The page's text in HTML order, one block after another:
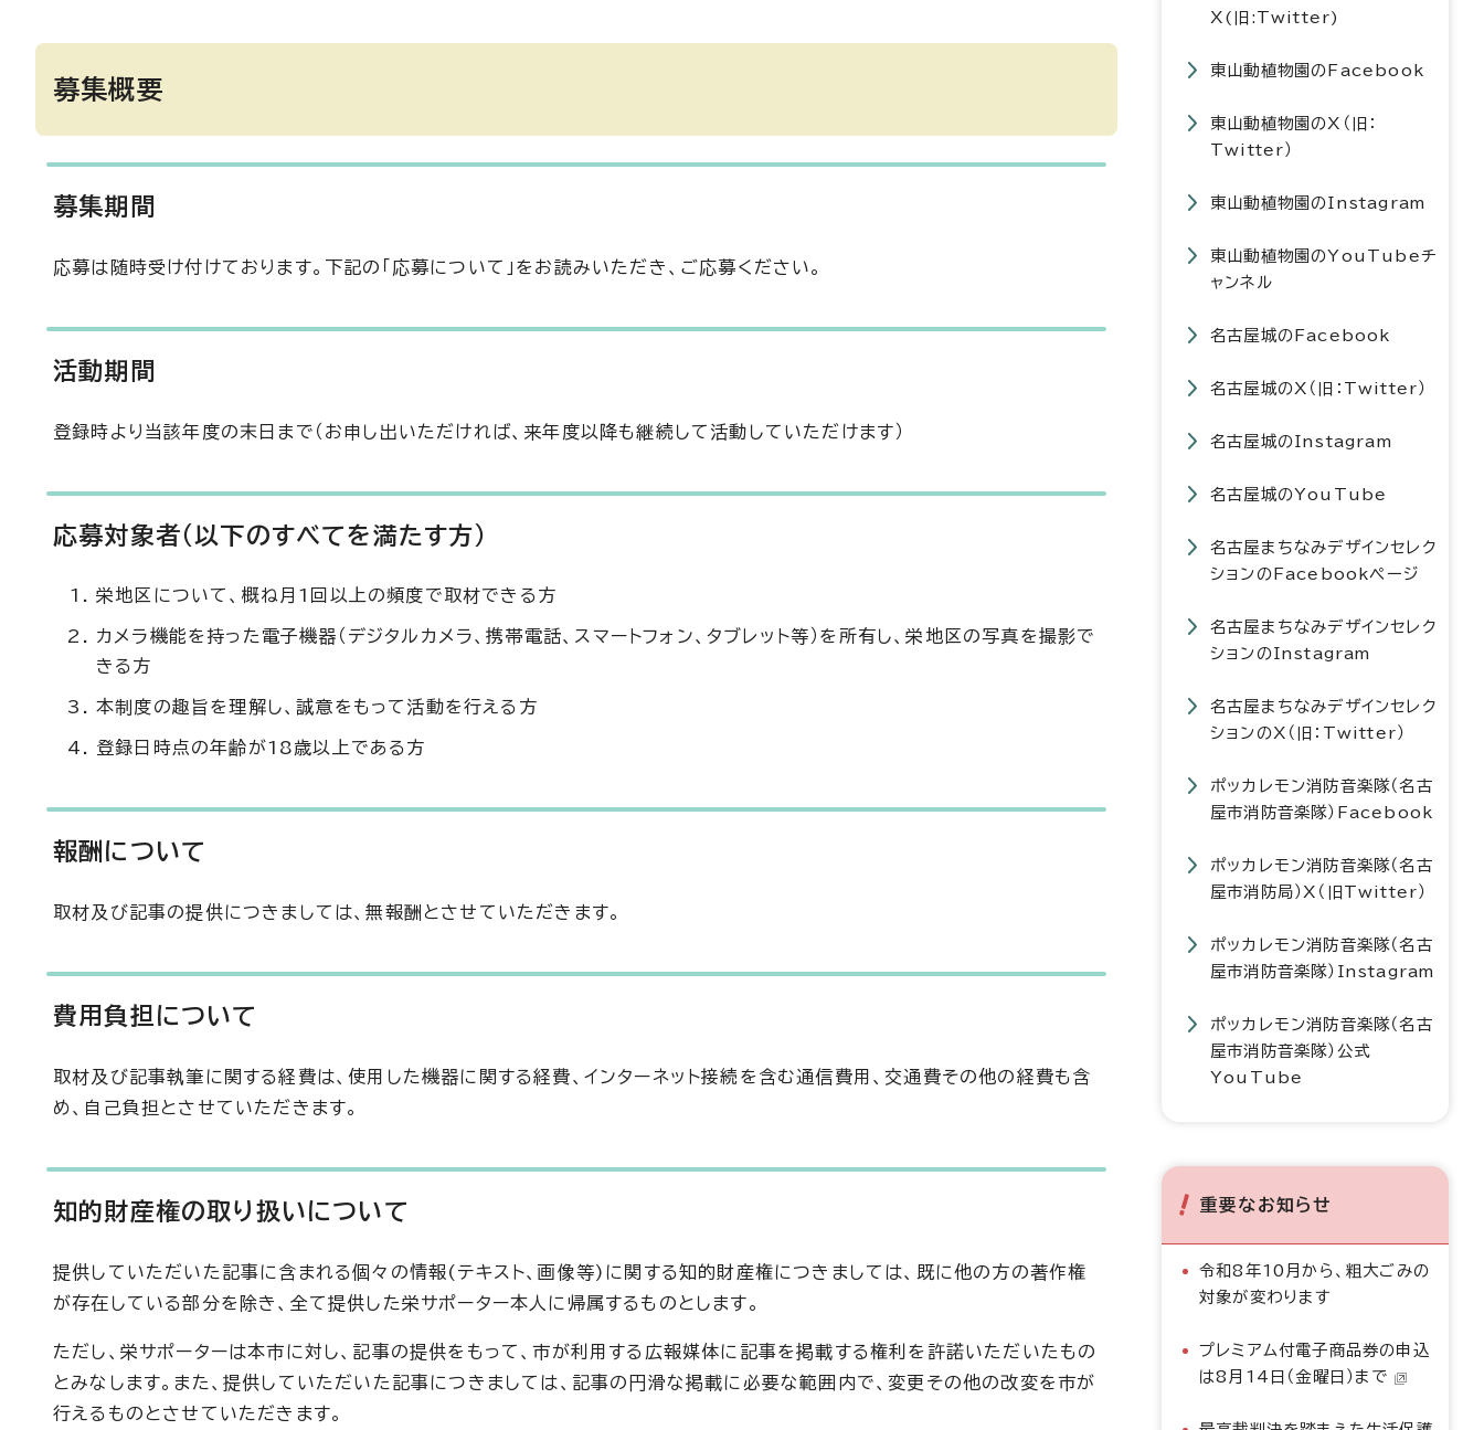
募集概要
募集期間
応募は随時受け付けております。下記の「応募について」をお読みいただき、ご応募ください。
活動期間
登録時より当該年度の末日まで（お申し出いただければ、来年度以降も継続して活動していただけます）
応募対象者（以下のすべてを満たす方）
栄地区について、概ね月1回以上の頻度で取材できる方
カメラ機能を持った電子機器（デジタルカメラ、携帯電話、スマートフォン、タブレット等）を所有し、栄地区の写真を撮影で
きる方
本制度の趣旨を理解し、誠意をもって活動を行える方
登録日時点の年齢が18歳以上である方
報酬について
取材及び記事の提供につきましては、無報酬とさせていただきます。
費用負担について
取材及び記事執筆に関する経費は、使用した機器に関する経費、インターネット接続を含む通信費用、交通費その他の経費も含
め、自己負担とさせていただきます。
知的財産権の取り扱いについて
提供していただいた記事に含まれる個々の情報(テキスト、画像等)に関する知的財産権につきましては、既に他の方の著作権
が存在している部分を除き、全て提供した栄サポーター本人に帰属するものとします。
ただし、栄サポーターは本市に対し、記事の提供をもって、市が利用する広報媒体に記事を掲載する権利を許諾いただいたもの
とみなします。また、提供していただいた記事につきましては、記事の円滑な掲載に必要な範囲内で、変更その他の改変を市が
行えるものとさせていただきます。
X(旧:Twitter)
東山動植物園のFacebook
東山動植物園のX（旧：
Twitter）
東山動植物園のInstagram
東山動植物園のYouTubeチ
ャンネル
名古屋城のFacebook
名古屋城のX（旧：Twitter）
名古屋城のInstagram
名古屋城のYouTube
名古屋まちなみデザインセレク
ションのFacebookページ
名古屋まちなみデザインセレク
ションのInstagram
名古屋まちなみデザインセレク
ションのX（旧：Twitter）
ポッカレモン消防音楽隊（名古
屋市消防音楽隊）Facebook
ポッカレモン消防音楽隊（名古
屋市消防局）X（旧Twitter）
ポッカレモン消防音楽隊（名古
屋市消防音楽隊）Instagram
ポッカレモン消防音楽隊（名古
屋市消防音楽隊）公式
YouTube
重要なお知らせ
令和8年10月から、粗大ごみの
対象が変わります
プレミアム付電子商品券の申込
は8月14日（金曜日）まで